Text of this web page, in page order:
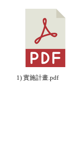
1) 實施計畫.pdf